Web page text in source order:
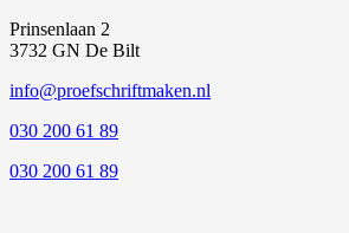
Prinsenlaan 2
3732 GN De Bilt
info@proefschriftmaken.nl
030 200 61 89
030 200 61 89